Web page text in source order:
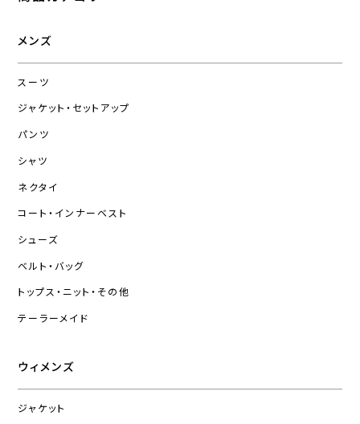
メンズ
スーツ
ジャケット・セットアップ
パンツ
シャツ
ネクタイ
コート・インナーベスト
シューズ
ベルト・バッグ
トップス・ニット・その他
テーラーメイド
ウィメンズ
ジャケット